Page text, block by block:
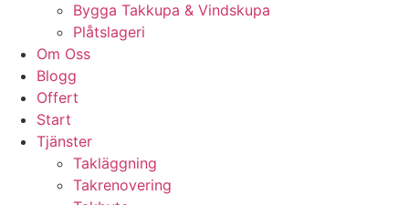
Bygga Takkupa & Vindskupa
Plåtslageri
Om Oss
Blogg
Offert
Start
Tjänster
Takläggning
Takrenovering